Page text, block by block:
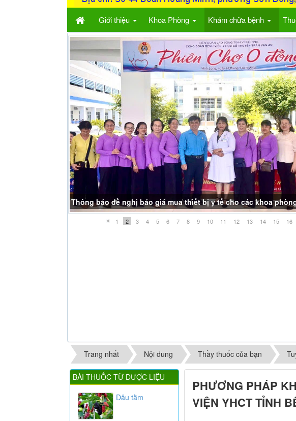
Giới thiệu Khoa Phòng Khám chữa bệnh
THÔNG BÁO NGHĨ LỄ GIỖ TỔ HÙNG VƯƠNG
1 2 3 4 5 6 7 8 9 10 11 12 13 14 15 16
Trang nhất Nội dung Thầy thuốc của bạn
PHƯƠNG PHÁP
VIỆN YHCT TỈNH
BÀI THUỐC TỪ DƯỢC LIỆU
Dâu tằm